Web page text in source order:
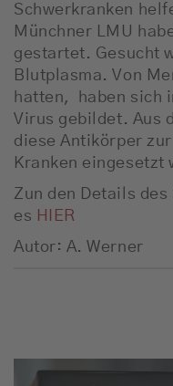
Schwerkranken
Münchner LMU
gestartet. Gesucht
Blutplasma. Von
hatten, haben sich
Virus gebildet. Aus
diese Antikörper
Kranken eingesetzt
Zun den Details
es HIER
Autor: A. Werner